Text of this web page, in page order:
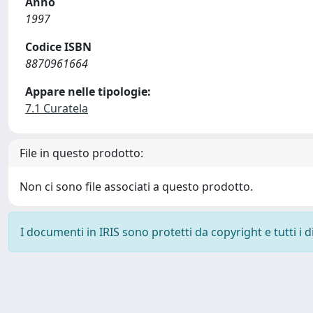
1997
Codice ISBN
8870961664
Appare nelle tipologie:
7.1 Curatela
File in questo prodotto:
Non ci sono file associati a questo prodotto.
I documenti in IRIS sono protetti da copyright e tutti i